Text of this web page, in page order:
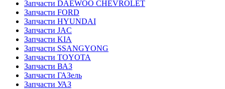
Запчасти DAEWOO CHEVROLET
Запчасти FORD
Запчасти HYUNDAI
Запчасти JAC
Запчасти KIA
Запчасти SSANGYONG
Запчасти TOYOTA
Запчасти ВАЗ
Запчасти ГАЗель
Запчасти УАЗ